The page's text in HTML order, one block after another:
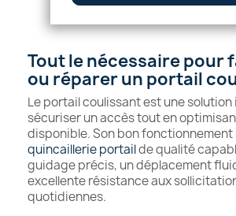
Tout le nécessaire pour
ou réparer un portail
Le portail coulissant est une
sécuriser un accès tout en
disponible. Son bon fonctionnement
quincaillerie portailde qualité
guidage précis, un déplacement
excellente résistance aux
quotidiennes.